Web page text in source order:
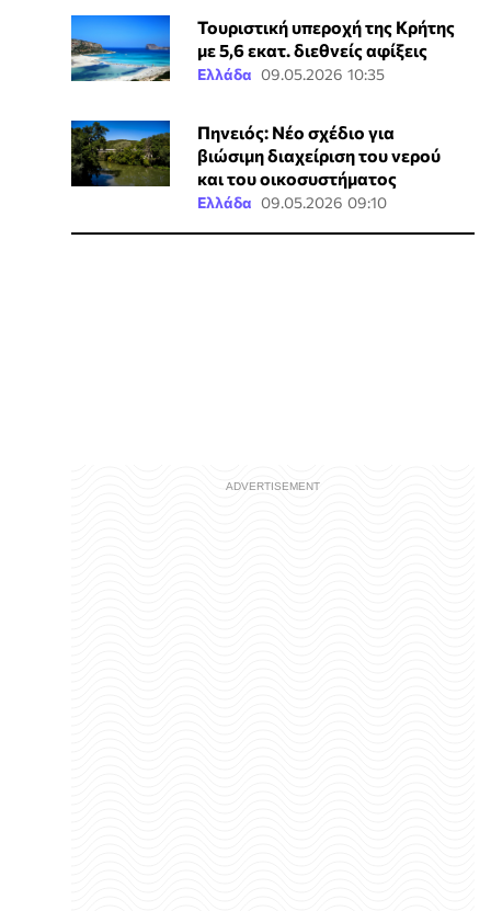
Τουριστική υπεροχή της Κρήτης
με 5,6 εκατ. διεθνείς αφίξεις
Ελλάδα 09.05.2026 10:35
Πηνειός: Νέο σχέδιο για
βιώσιμη διαχείριση του νερού
και του οικοσυστήματος
Ελλάδα 09.05.2026 09:10